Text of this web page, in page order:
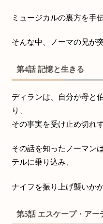
ミュージカルの裏方を手伝
そんな中、ノーマの兄が
第4話 記憶と生きる
ディランは、自分が母と
り、
その事実を受け止め切れ
その話を知ったノーマン
テルに乗り込み、
ナイフを振り上げ襲いかか
第5話 エスケープ・アー